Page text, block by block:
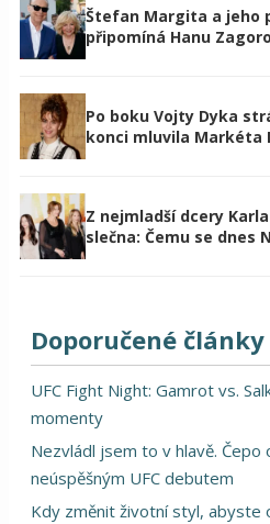
Štefan Margita a jeho
připomíná Hanu
Po boku Vojty Dyka
konci mluvila Markéta
Z nejmladší dcery
slečna: Čemu se dnes
Doporučené články
UFC Fight Night: Gamrot vs.
momenty
Nezvládl jsem to v hlavě. Čepo
neúspěšným UFC debutem
Kdy změnit životní styl, abyste